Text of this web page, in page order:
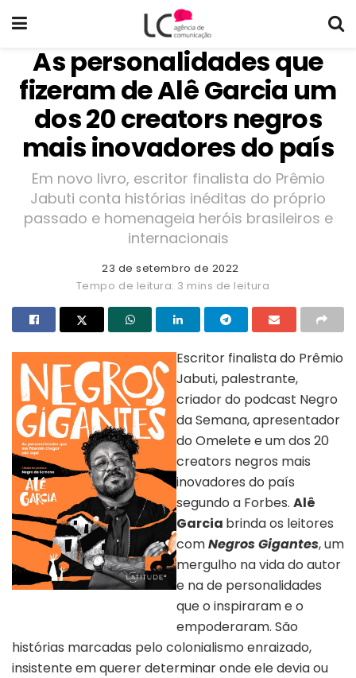
As personalidades que
fizeram de Alê Garcia um
dos 20 creators negros
mais inovadores do país
Em novo livro, escritor finalista do Prêmio
Jabuti conta histórias inéditas do próprio
passado e homenageia heróis brasileiros e
internacionais
23 de setembro de 2022
Tempo de leitura: 3 mins de leitura
Escritor finalista do Prêmio
Jabuti, palestrante,
criador do podcast Negro
da Semana, apresentador
do Omelete e um dos 20
creators negros mais
inovadores do país
segundo a Forbes. Alê
Garcia brinda os leitores
comNegros Gigantes, um
mergulho na vida do autor
e na de personalidades
que o inspiraram e o
empoderaram. São
histórias marcadas pelo colonialismo enraizado,
insistente em querer determinar onde ele devia ou